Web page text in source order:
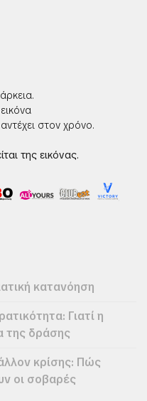
στον χρόνο.
της εικόνας.
κατανόηση
Γιατί η
της δράσης
κρίσης: Πώς
οι σοβαρές